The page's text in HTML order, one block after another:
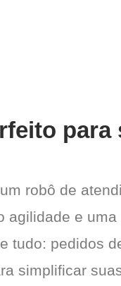
para
robô de
e
tudo: pedidos
simplificar